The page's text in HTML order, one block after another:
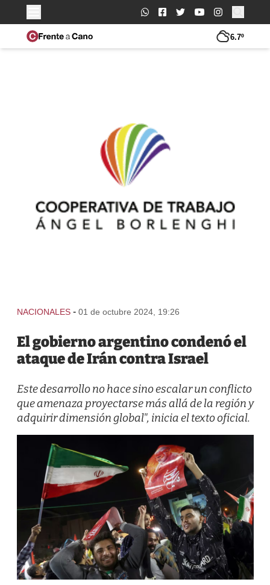
Buscar:
6.7º
NACIONALES - 01 de octubre 2024, 19:26
El gobierno argentino condenó el
ataque de Irán contra Israel
Este desarrollo no hace sino escalar un conflicto
que amenaza proyectarse más allá de la región y
adquirir dimensión global", inicia el texto oficial.